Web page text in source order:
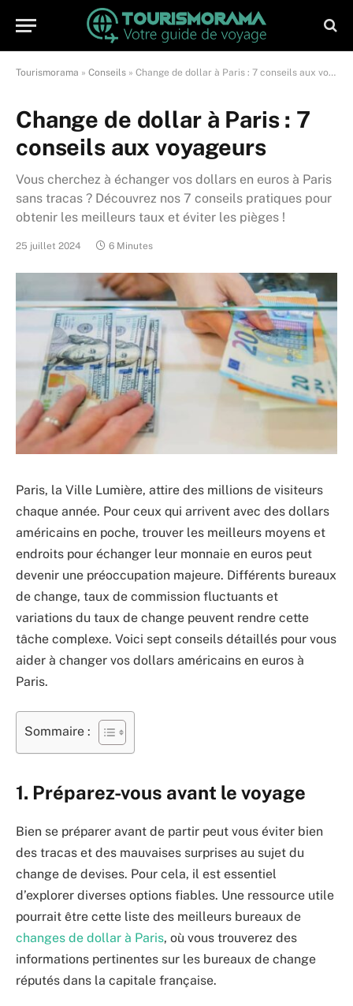
Tourismorama » Conseils » Change de dollar à Paris : 7 conseils aux voyageurs
Change de dollar à Paris : 7
conseils aux voyageurs
Vous cherchez à échanger vos dollars en euros à Paris
sans tracas ? Découvrez nos 7 conseils pratiques pour
obtenir les meilleurs taux et éviter les pièges !
25 juillet 2024 6 Minutes
Paris, la Ville Lumière, attire des millions de visiteurs
chaque année. Pour ceux qui arrivent avec des dollars
américains en poche, trouver les meilleurs moyens et
endroits pour échanger leur monnaie en euros peut
devenir une préoccupation majeure. Différents bureaux
de change, taux de commission fluctuants et
variations du taux de change peuvent rendre cette
tâche complexe. Voici sept conseils détaillés pour vous
aider à changer vos dollars américains en euros à
Paris.
Sommaire :
1. Préparez-vous avant le voyage
Bien se préparer avant de partir peut vous éviter bien
des tracas et des mauvaises surprises au sujet du
change de devises. Pour cela, il est essentiel
d’explorer diverses options fiables. Une ressource utile
pourrait être cette liste des meilleurs bureaux de
changes de dollar à Paris, où vous trouverez des
informations pertinentes sur les bureaux de change
réputés dans la capitale française.